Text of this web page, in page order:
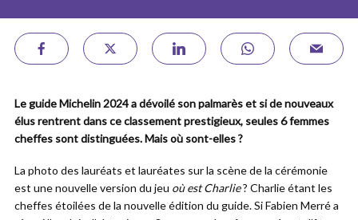
Le guide Michelin 2024 a dévoilé son palmarès et si de nouveaux
élus rentrent dans ce classement prestigieux, seules 6 femmes
cheffes sont distinguées. Mais où sont-elles ?
La photo des lauréats et lauréates sur la scène de la cérémonie
est une nouvelle version du jeu où est Charlie? Charlie étant les
cheffes étoilées de la nouvelle édition du guide. Si Fabien Merré a